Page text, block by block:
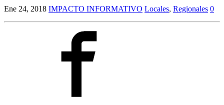
Ene 24, 2018 IMPACTO INFORMATIVO Locales, Regionales 0